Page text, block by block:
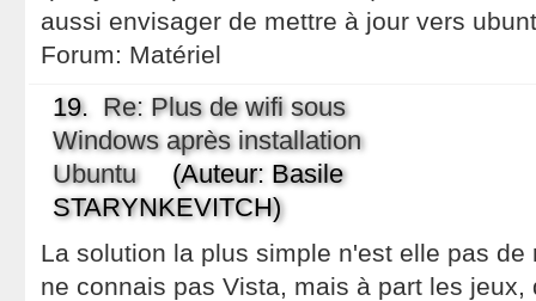
aussi envisager de mettre à jour vers ubunt
Forum: Matériel
19. Re: Plus de wifi sous
Windows après installation
Ubuntu(Auteur: Basile
STARYNKEVITCH)
La solution la plus simple n'est elle pas de
ne connais pas Vista, mais à part les jeux,